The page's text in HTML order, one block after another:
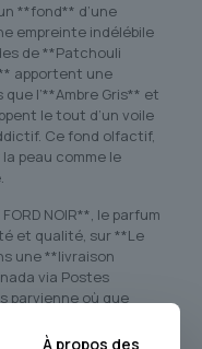
**fond** d’une
empreinte indélébile
de **Patchouli
apportent une
l’**Ambre Gris** et
le tout d’un voile
Ce fond olfactif,
peau comme le
NOIR**, le parfum
et qualité, sur **Le
une **livraison
via Postes
parvienne où que
TOM FORD NOIR
À propos des